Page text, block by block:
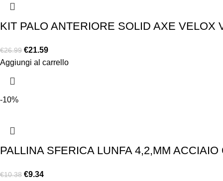
KIT PALO ANTERIORE SOLID AXE VELOX
€26.99 €21.59
Aggiungi al carrello
-10%
PALLINA SFERICA LUNFA 4,2,MM ACCIAIO
€10.38 €9.34